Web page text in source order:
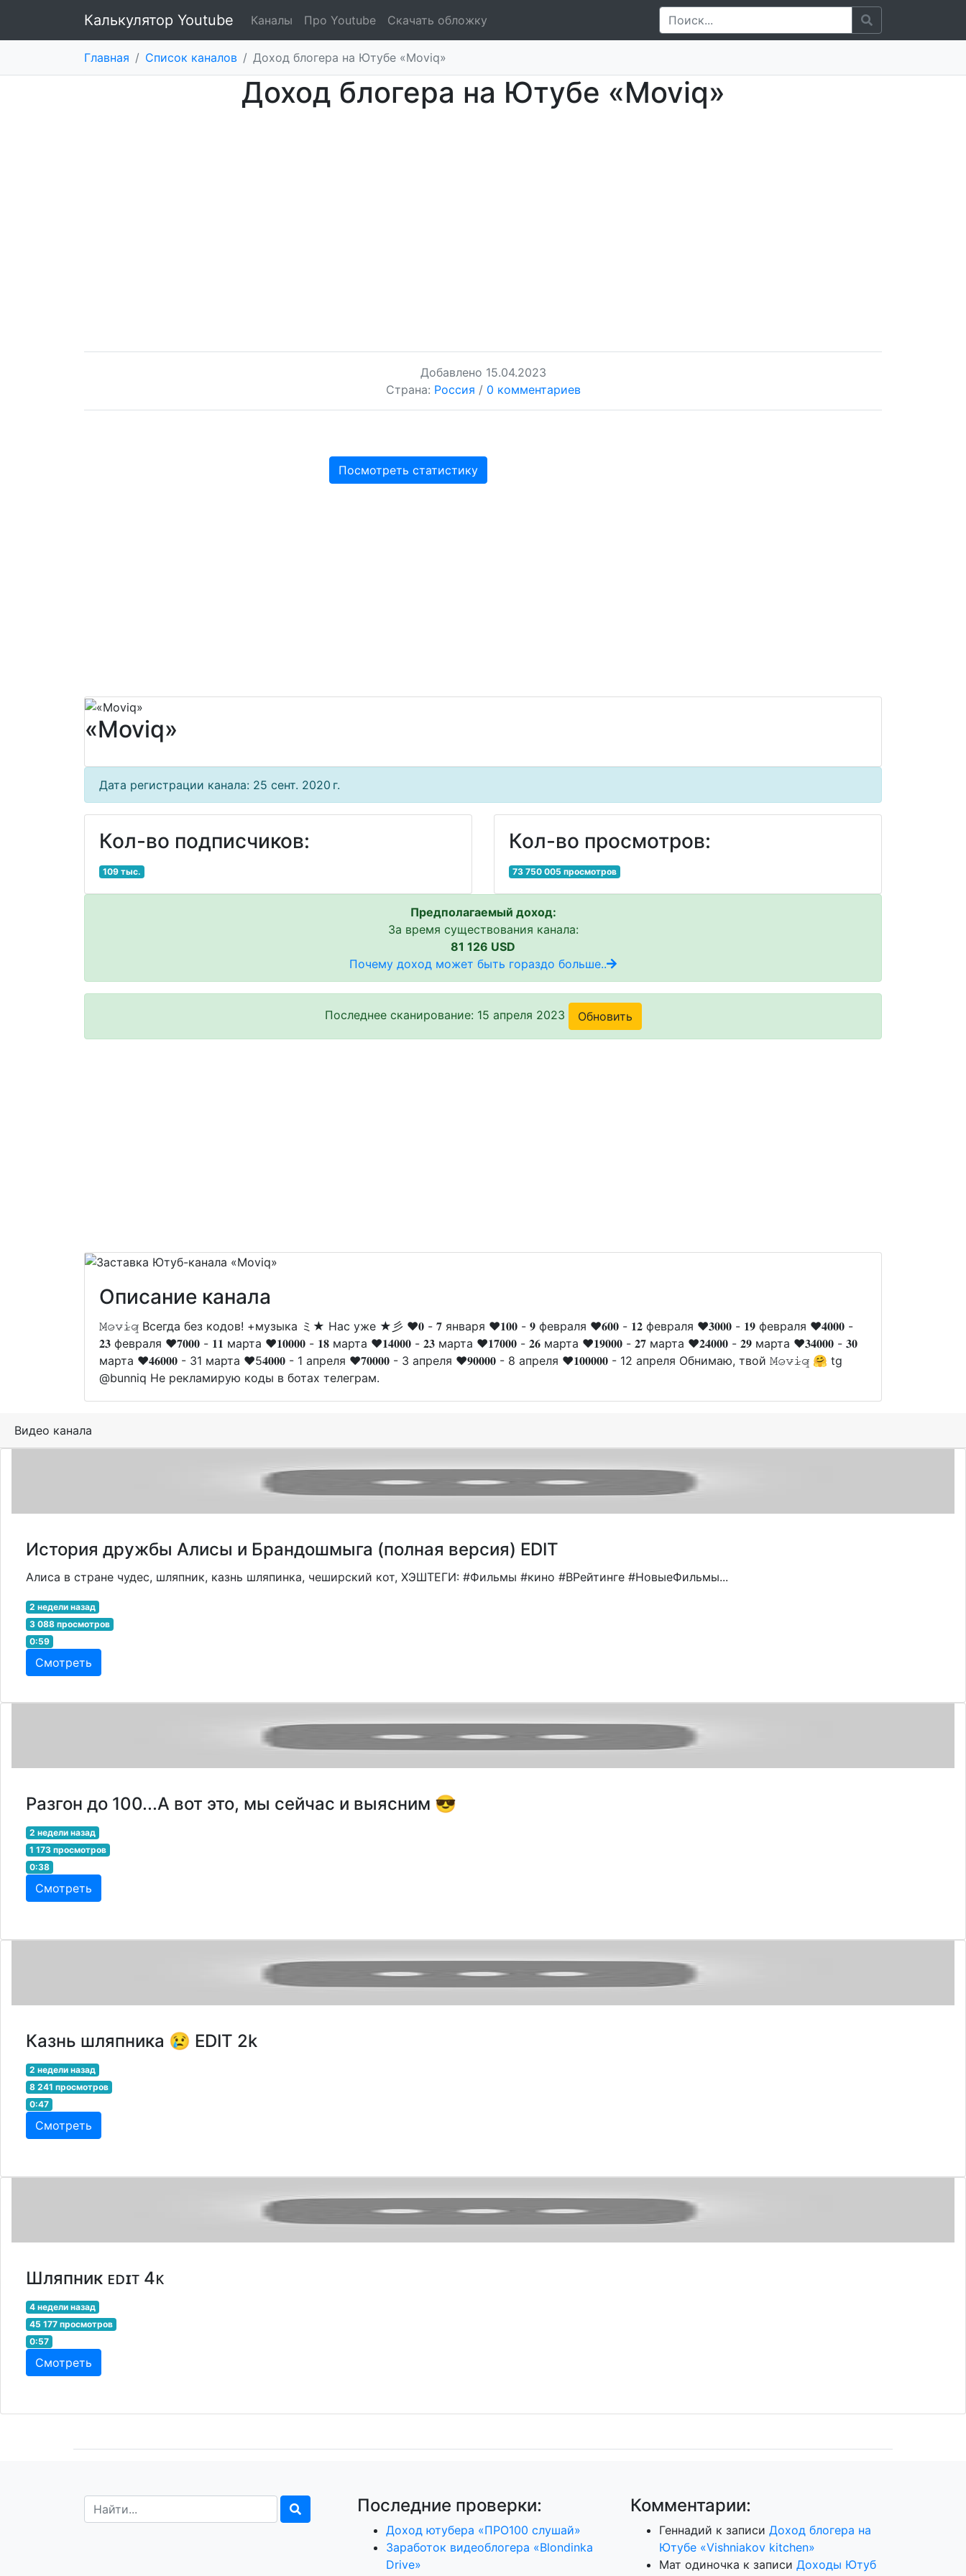
Калькулятор Youtube Каналы Про Youtube Скачать обложку
Главная / Список каналов / Доход блогера на Ютубе «Moviq»
Доход блогера на Ютубе «Moviq»
Добавлено 15.04.2023
Страна: Россия / 0 комментариев
Посмотреть статистику
«Moviq»
Дата регистрации канала: 25 сент. 2020 г.
Кол-во подписчиков:
109 тыс.
Кол-во просмотров:
73 750 005 просмотров
Предполагаемый доход:
За время существования канала:
81 126 USD
Почему доход может быть гораздо больше..
Последнее сканирование: 15 апреля 2023 Обновить
Описание канала
𝙼̷𝚘̷𝚟̷𝚒̷𝚚̷ Всегда без кодов! +музыка ミ★ Нас уже ★彡 ❤️𝟎 - 𝟕 января ❤️𝟏𝟎𝟎 - 𝟗 февраля ❤️𝟔𝟎𝟎 - 𝟏𝟐 февраля ❤️𝟑𝟎𝟎𝟎 - 𝟏𝟗 февраля ❤️𝟒𝟎𝟎𝟎 -
𝟐𝟑 февраля ❤️𝟕𝟎𝟎𝟎 - 𝟏𝟏 марта ❤️𝟏𝟎𝟎𝟎𝟎 - 𝟏𝟖 марта ❤️𝟏𝟒𝟎𝟎𝟎 - 𝟐𝟑 марта ❤️𝟏𝟕𝟎𝟎𝟎 - 𝟐𝟔 марта ❤️𝟏𝟗𝟎𝟎𝟎 - 𝟐𝟕 марта ❤️𝟐𝟒𝟎𝟎𝟎 - 𝟐𝟗 марта ❤️𝟑𝟒𝟎𝟎𝟎 - 𝟑𝟎
марта ❤️𝟒𝟔𝟎𝟎𝟎 - 31 марта ❤️5𝟒𝟎𝟎𝟎 - 1 апреля ❤️𝟕𝟎𝟎𝟎𝟎 - 3 апреля ❤️𝟗𝟎𝟎𝟎𝟎 - 8 апреля ❤️𝟏𝟎𝟎𝟎𝟎𝟎 - 12 апреля Обнимаю, твой 𝙼̷𝚘̷𝚟̷𝚒̷𝚚̷ 🤗 tg
@bunniq Не рекламирую коды в ботах телеграм.
Видео канала
История дружбы Алисы и Брандошмыга (полная версия) EDIT
Алиса в стране чудес, шляпник, казнь шляпинка, чеширский кот, ХЭШТЕГИ: #Фильмы #кино #ВРейтинге #НовыеФильмы...
2 недели назад
3 088 просмотров
0:59
Смотреть
Разгон до 100...А вот это, мы сейчас и выясним 😎
2 недели назад
1 173 просмотров
0:38
Смотреть
Казнь шляпника 😢 EDIT 2k
2 недели назад
8 241 просмотров
0:47
Смотреть
Шляпник ᴇᴅɪᴛ 4ᴋ
4 недели назад
45 177 просмотров
0:57
Смотреть
Последние проверки:
Доход ютубера «ПРО100 слушай»
Заработок видеоблогера «Blondinka
Drive»
Комментарии:
Геннадий к записи Доход блогера на
Ютубе «Vishniakov kitchen»
Мат одиночка к записи Доходы Ютуб